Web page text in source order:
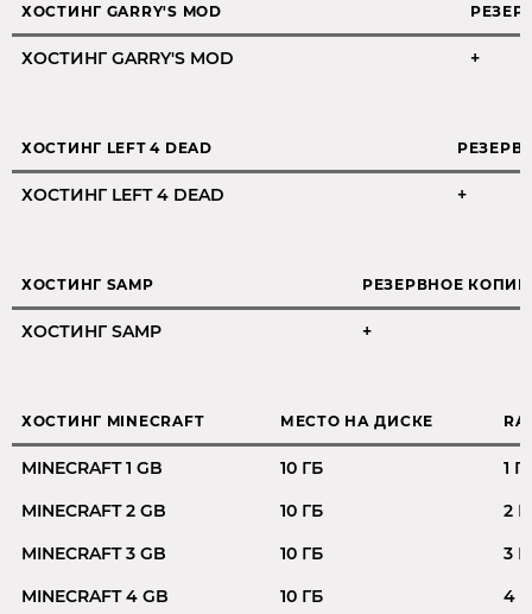
ХОСТИНГ GARRY'S MOD
ХОСТИНГ GARRY'S MOD +
ХОСТИНГ LEFT 4 DEAD
ХОСТИНГ LEFT 4 DEAD +
ХОСТИНГ SAMP РЕЗЕРВНОЕ
ХОСТИНГ SAMP +
ХОСТИНГ MINECRAFT МЕСТО НА ДИСКЕ
MINECRAFT 1 GB 10 ГБ
1
MINECRAFT 2 GB
10 ГБ
2
MINECRAFT 3 GB
10 ГБ
3
MINECRAFT 4 GB
10 ГБ 4